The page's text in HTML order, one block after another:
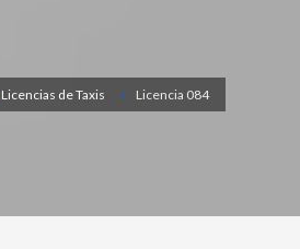
Licencias de Taxis Licencia 084